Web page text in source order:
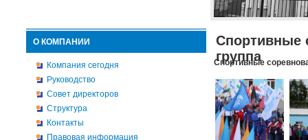
О КОМПАНИИ
Компания сегодня
Руководство
Совет директоров
Структура
Контакты
Правовая информация
Спортивные
группа
Спортивные